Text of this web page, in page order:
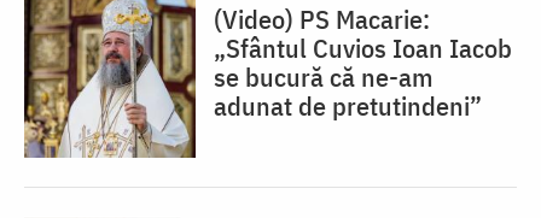
(Video) PS Macarie:
„Sfântul Cuvios Ioan Iacob
se bucură că ne-am
adunat de pretutindeni”